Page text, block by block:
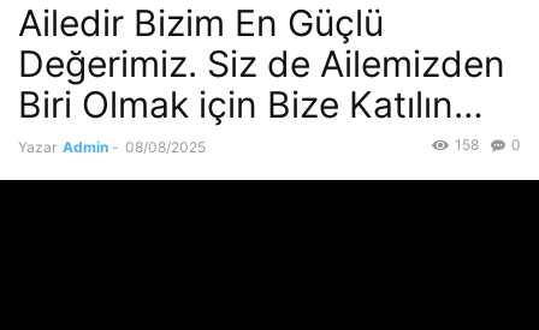
Ailedir Bizim En Güçlü
Değerimiz. Siz de Ailemizden
Biri Olmak için Bize Katılın…
Yazar Admin - 08/08/2025 0
158